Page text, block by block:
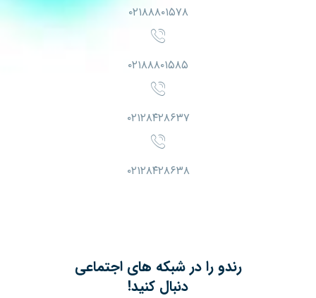
۰۲۱۸۸۸۰۱۵۷۸
۰۲۱۸۸۸۰۱۵۸۵
۰۲۱۲۸۴۲۸۶۳۷
۰۲۱۲۸۴۲۸۶۳۸
رندو را در شبکه های اجتماعی
دنبال کنید!